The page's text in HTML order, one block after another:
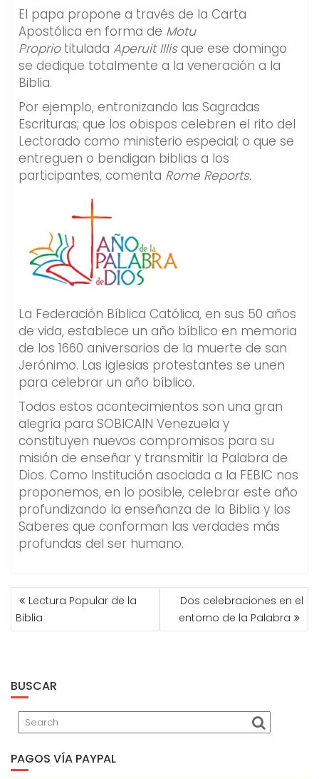
El papa propone a través de la Carta
Apostólica en forma de Motu
Propriotitulada Aperuit Illisque ese domingo
se dedique totalmente a la veneración a la
Biblia.
Por ejemplo, entronizando las Sagradas
Escrituras; que los obispos celebren el rito del
Lectorado como ministerio especial; o que se
entreguen o bendigan biblias a los
participantes, comenta Rome Reports.
La Federación Bíblica Católica, en sus 50 años
de vida, establece un año bíblico en memoria
de los 1660 aniversarios de la muerte de san
Jerónimo. Las iglesias protestantes se unen
para celebrar un año bíblico.
Todos estos acontecimientos son una gran
alegría para SOBICAIN Venezuela y
constituyen nuevos compromisos para su
misión de enseñar y transmitir la Palabra de
Dios. Como Institución asociada a la FEBIC nos
proponemos, en lo posible, celebrar este año
profundizando la enseñanza de la Biblia y los
Saberes que conforman las verdades más
profundas del ser humano.
NAVEGACIÓN
DE
ENTRADAS
Lectura Popular de la
Biblia
Dos celebraciones en el
entorno de la Palabra
BUSCAR
PAGOS VÍA PAYPAL